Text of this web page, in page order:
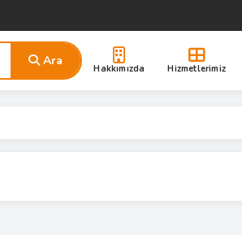
Ara
Hakkımızda Hizmetlerimiz